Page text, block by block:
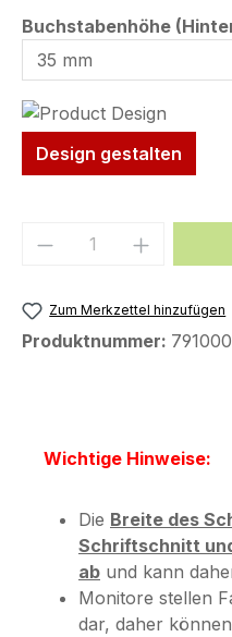
Buchstabenhöhe
Design gestalten
Produkt Anzahl:
Zum Merkzettel hinzufügen
Produktnummer:
Wichtige Hinweise:
Die Breite des
Schriftschnitt
ab und kann
Monitore stellen
dar, daher